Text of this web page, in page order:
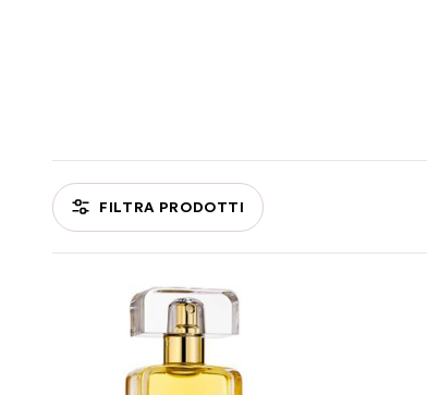
FILTRA PRODOTTI
Passa all'elenco prodotti